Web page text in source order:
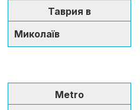
Таврия в
Миколаїв
Metro